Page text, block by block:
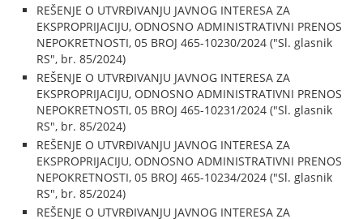
REŠENJE O UTVRĐIVANJU JAVNOG INTERESA ZA
EKSPROPRIJACIJU, ODNOSNO ADMINISTRATIVNI PRENOS
NEPOKRETNOSTI, 05 BROJ 465-10230/2024 ("Sl. glasnik
RS", br. 85/2024)
REŠENJE O UTVRĐIVANJU JAVNOG INTERESA ZA
EKSPROPRIJACIJU, ODNOSNO ADMINISTRATIVNI PRENOS
NEPOKRETNOSTI, 05 BROJ 465-10231/2024 ("Sl. glasnik
RS", br. 85/2024)
REŠENJE O UTVRĐIVANJU JAVNOG INTERESA ZA
EKSPROPRIJACIJU, ODNOSNO ADMINISTRATIVNI PRENOS
NEPOKRETNOSTI, 05 BROJ 465-10234/2024 ("Sl. glasnik
RS", br. 85/2024)
REŠENJE O UTVRĐIVANJU JAVNOG INTERESA ZA